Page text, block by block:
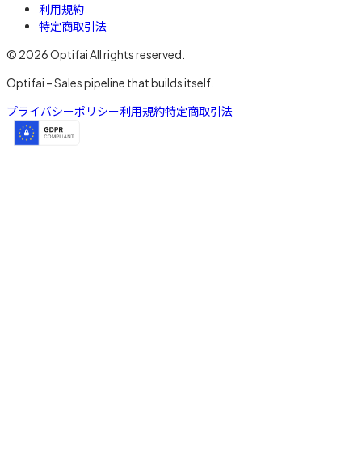
利用規約
特定商取引法
© 2026 Optifai All rights reserved.
Optifai – Sales pipeline that builds itself.
プライバシーポリシー利用規約特定商取引法